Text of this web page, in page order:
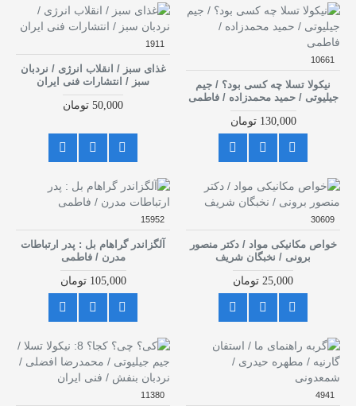
10661
نیکولا تسلا چه کسی بود؟ / جیم
جیلیوتی / حمید محمدزاده / فاطمی
130,000 تومان
1911
غذای سبز / انقلاب انرژی / نردبان
سبز / انتشارات فنی ایران
50,000 تومان
30609
خواص مکانیکی مواد / دکتر منصور
برونی / نخبگان شریف
25,000 تومان
15952
آلگزاندر گراهام بل : پدر ارتباطات
مدرن / فاطمی
105,000 تومان
4941
11380